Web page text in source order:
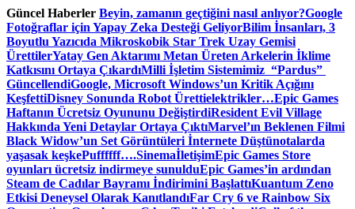
Skip
to
content
Güncel Haberler Beyin, zamanın geçtiğini nasıl anlıyor?Google
Fotoğraflar için Yapay Zeka Desteği GeliyorBilim İnsanları, 3
Boyutlu Yazıcıda Mikroskobik Star Trek Uzay Gemisi
ÜrettilerYatay Gen Aktarımı Metan Üreten Arkelerin İklime
Katkısını Ortaya ÇıkardıMilli İşletim Sistemimiz “Pardus”
GüncellendiGoogle, Microsoft Windows’un Kritik Açığını
KeşfettiDisney Sonunda Robot Ürettielektrikler…Epic Games
Haftanın Ücretsiz Oyununu DeğiştirdiResident Evil Village
Hakkında Yeni Detaylar Ortaya ÇıktıMarvel’ın Beklenen Filmi
Black Widow’un Set Görüntüleri İnternete Düştünotalarda
yaşasak keşkePuffffff….SinemaİletişimEpic Games Store
oyunları ücretsiz indirmeye sunulduEpic Games’in ardından
Steam de Cadılar Bayramı İndirimini BaşlattıKuantum Zeno
Etkisi Deneysel Olarak KanıtlandıFar Cry 6 ve Rainbow Six